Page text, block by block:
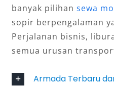
banyak pilihansewa
sopir berpengalaman
Perjalanan bisnis,
semua urusan
Armada Terbaru